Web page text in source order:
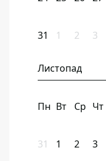
31 1 2 3
Листопад
Пн Вт Ср Чт
31 1 2 3